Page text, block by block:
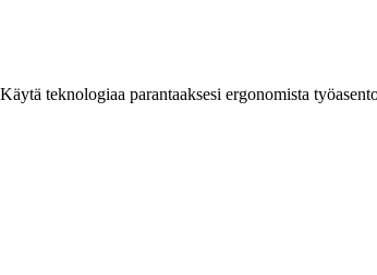
Käytä teknologiaa parantaaksesi ergonomista